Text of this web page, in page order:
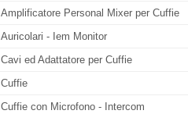
Amplificatore Personal Mixer per Cuffie
Auricolari - Iem Monitor
Cavi ed Adattatore per Cuffie
Cuffie
Cuffie con Microfono - Intercom